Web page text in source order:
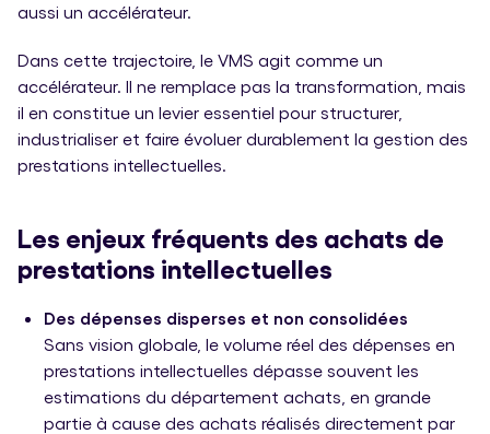
aussi un accélérateur.
Dans cette trajectoire, le VMS agit comme un
accélérateur. Il ne remplace pas la transformation, mais
il en constitue un levier essentiel pour structurer,
industrialiser et faire évoluer durablement la gestion des
prestations intellectuelles.
Les enjeux fréquents des achats de
prestations intellectuelles
Des dépenses disperses et non consolidées
Sans vision globale, le volume réel des dépenses en
prestations intellectuelles dépasse souvent les
estimations du département achats, en grande
partie à cause des achats réalisés directement par